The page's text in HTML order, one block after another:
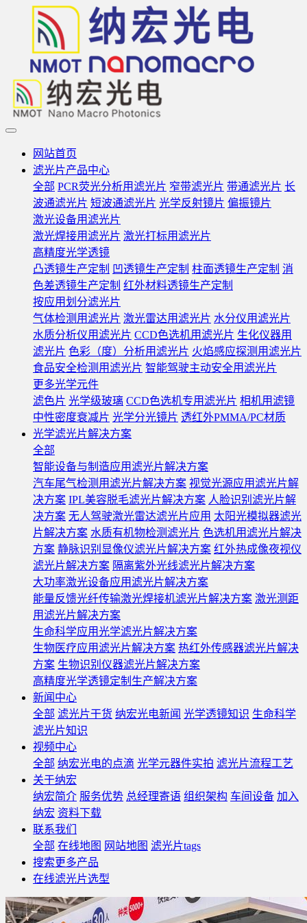
网站首页
滤光片产品中心
全部 PCR荧光分析用滤光片 窄带滤光片 带通滤光片 长
波通滤光片 短波通滤光片 光学反射镜片 偏振镜片
激光设备用滤光片
激光焊接用滤光片 激光打标用滤光片
高精度光学透镜
凸透镜生产定制 凹透镜生产定制 柱面透镜生产定制 消
色差透镜生产定制 红外材料透镜生产定制
按应用划分滤光片
气体检测用滤光片 激光雷达用滤光片 水分仪用滤光片
水质分析仪用滤光片 CCD色选机用滤光片 生化仪器用
滤光片 色彩（度）分析用滤光片 火焰感应探测用滤光片
食品安全检测用滤光片 智能驾驶主动安全用滤光片
更多光学元件
滤色片 光学级玻璃 CCD色选机专用滤光片 相机用滤镜
中性密度衰减片 光学分光镜片 透红外PMMA/PC材质
光学滤光片解决方案
全部
智能设备与制造应用滤光片解决方案
汽车尾气检测用滤光片解决方案 视觉光源应用滤光片解
决方案 IPL美容脱毛滤光片解决方案 人脸识别滤光片解
决方案 无人驾驶激光雷达滤光片应用 太阳光模拟器滤光
片解决方案 水质有机物检测滤光片 色选机用滤光片解决
方案 静脉识别显像仪滤光片解决方案 红外热成像夜视仪
滤光片解决方案 隔离紫外光线滤光片解决方案
大功率激光设备应用滤光片解决方案
能量反馈光纤传输激光焊接机滤光片解决方案 激光测距
用滤光片解决方案
生命科学应用光学滤光片解决方案
生物医疗应用滤光片解决方案 热红外传感器滤光片解决
方案 生物识别仪器滤光片解决方案
高精度光学透镜定制生产解决方案
新闻中心
全部 滤光片干货 纳宏光电新闻 光学透镜知识 生命科学
滤光片知识
视频中心
全部 纳宏光电的点滴 光学元器件实拍 滤光片流程工艺
关于纳宏
纳宏简介 服务优势 总经理寄语 组织架构 车间设备 加入
纳宏 资料下载
联系我们
全部 在线地图 网站地图 滤光片tags
搜索更多产品
在线滤光片选型